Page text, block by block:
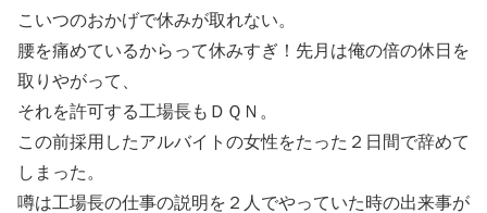
こいつのおかげで休みが取れない。
腰を痛めているからって休みすぎ！先月は俺の倍の休日を
取りやがって、
それを許可する工場長もＤＱＮ。
この前採用したアルバイトの女性をたった２日間で辞めて
しまった。
噂は工場長の仕事の説明を２人でやっていた時の出来事が